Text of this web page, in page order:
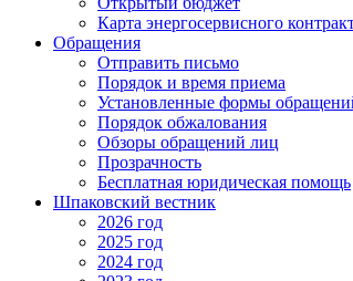
Карта энергосервисного
Обращения
Отправить письмо
Порядок и время приема
Установленные формы
Порядок обжалования
Обзоры обращений лиц
Прозрачность
Бесплатная юридическая помощь
Шпаковский вестник
2026 год
2025 год
2024 год